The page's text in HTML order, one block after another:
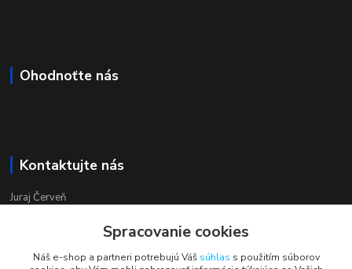
Ohodnoťte nás
Kontaktujte nás
Juraj Červeň
pondelok-piatok 8:00 - 16:00
obchod@aquastar.sk
Spracovanie cookies
Náš e-shop a partneri potrebujú Váš súhlas s použitím súborov